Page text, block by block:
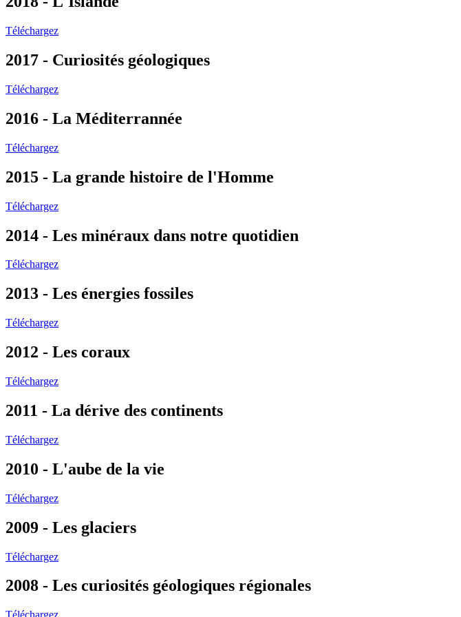
Téléchargez
2017 - Curiosités géologiques
Téléchargez
2016 - La Méditerrannée
Téléchargez
2015 - La grande histoire de l'Homme
Téléchargez
2014 - Les minéraux dans notre quotidien
Téléchargez
2013 - Les énergies fossiles
Téléchargez
2012 - Les coraux
Téléchargez
2011 - La dérive des continents
Téléchargez
2010 - L'aube de la vie
Téléchargez
2009 - Les glaciers
Téléchargez
2008 - Les curiosités géologiques régionales